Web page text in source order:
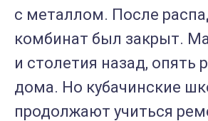
с металлом. После
комбинат был закрыт.
и столетия назад, опять
дома. Но кубачинские
продолжают учиться